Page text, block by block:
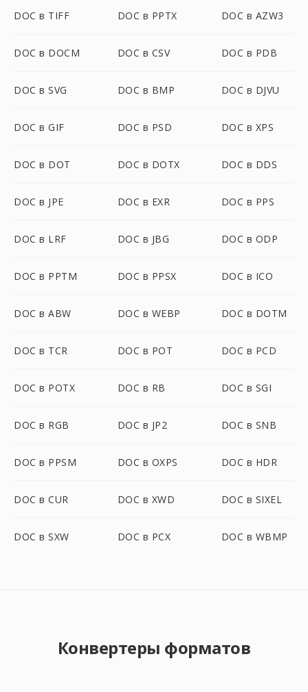
DOC в TIFF DOC в PPTX DOC в AZW3
DOC в DOCM DOC в CSV DOC в PDB
DOC в SVG DOC в BMP DOC в DJVU
DOC в GIF DOC в PSD DOC в XPS
DOC в DOT DOC в DOTX DOC в DDS
DOC в JPE DOC в EXR DOC в PPS
DOC в LRF DOC в JBG DOC в ODP
DOC в PPTM DOC в PPSX DOC в ICO
DOC в ABW DOC в WEBP DOC в DOTM
DOC в TCR DOC в POT DOC в PCD
DOC в POTX DOC в RB DOC в SGI
DOC в RGB DOC в JP2 DOC в SNB
DOC в PPSM DOC в OXPS DOC в HDR
DOC в CUR DOC в XWD DOC в SIXEL
DOC в SXW DOC в PCX DOC в WBMP
Конвертеры форматов